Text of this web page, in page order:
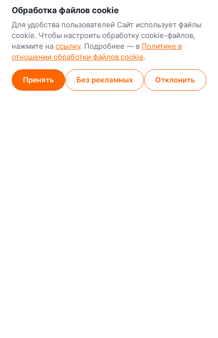
Минск
8-й Путепроводный переулок, 5
GPS53.924752, 27.489820
Обработка файлов cookie
Для удобства пользователей Сайт использует файлы
cookie. Чтобы настроить обработку cookie-файлов,
нажмите на ссылку. Подробнее — в Политике в
отношении обработки файлов cookie.
Принять Без рекламных Отклонить